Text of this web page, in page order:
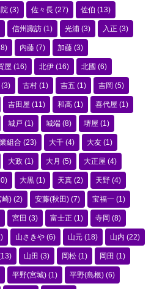
(3) 佐々長 (27) 佐伯 (13)
信州諏訪 (1) 光浦 (3) 入正 (3)
内藤 (7) 加藤 (3)
屋 (16) 北伊 (16) 北國 (6)
(3) 古村 (1) 吉五 (1) 吉岡 (5)
吉田屋 (11) 和高 (1) 喜代屋 (1)
城戸 (1) 城端 (8) 堺屋 (1)
組合 (23) 大千 (4) 大友 (1)
大政 (1) 大月 (5) 大正屋 (4)
大黒 (1) 天真 (2) 天野 (4)
崎) (2) 安藤(秋田) (7) 宝福一 (1)
宮田 (3) 富士正 (1) 寺岡 (8)
山さきや (6) 山元 (18) 山内 (22)
山田 (3) 岡松 (1) 岡田 (1)
平野(宮城) (1) 平野(島根) (6)